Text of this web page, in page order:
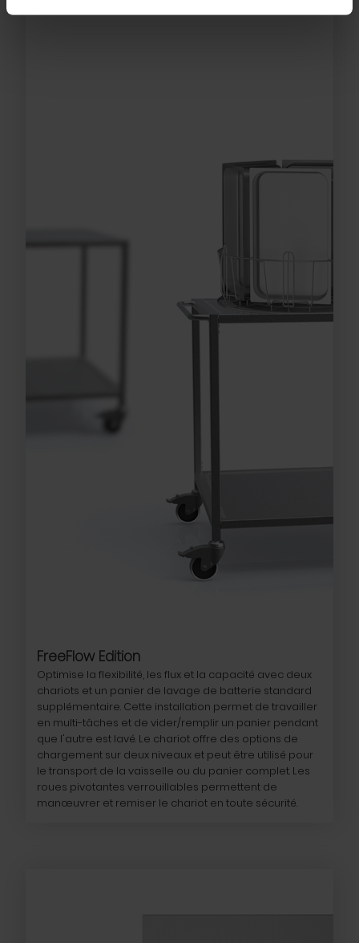
FreeFlow Edition
Optimise la flexibilité, les flux et la capacité avec deux
chariots et un panier de lavage de batterie standard
supplémentaire. Cette installation permet de travailler
en multi-tâches et de vider/remplir un panier pendant
que l'autre est lavé. Le chariot offre des options de
chargement sur deux niveaux et peut être utilisé pour
le transport de la vaisselle ou du panier complet. Les
roues pivotantes verrouillables permettent de
manœuvrer et remiser le chariot en toute sécurité.